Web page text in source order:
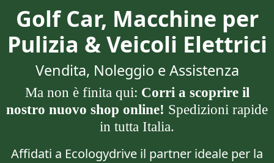
Golf Car, Macchine per
Pulizia & Veicoli Elettrici
Vendita, Noleggio e Assistenza
Ma non è finita qui: Corri a scoprire il
nostro nuovo shop online! Spedizioni rapide
in tutta Italia.
Affidati a Ecologydrive il partner ideale per la